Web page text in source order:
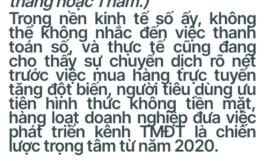
Trong nền kinh tế số ấy, không
thể không nhắc đến việc thanh
toán số, và thực tế cũng đang
cho thấy sự chuyển dịch rõ nét
trước việc mua hàng trực tuyến
tăng đột biến, người tiêu dùng ưu
tiên hình thức không tiền mặt,
hàng loạt doanh nghiệp đưa việc
phát triển kênh TMĐT là chiến
lược trọng tâm từ năm 2020.